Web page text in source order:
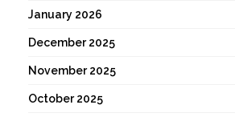
January 2026
December 2025
November 2025
October 2025